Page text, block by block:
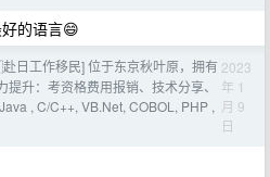
的语言😄
日工作移民] 位于东京秋叶原，拥有
升：考资格费用报销、技术分享、
, C/C++, VB.Net, COBOL, PHP ,
2023
年 1
月 9
日